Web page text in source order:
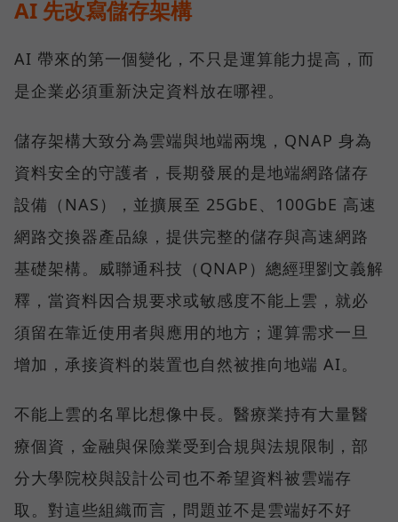
AI 先改寫儲存架構
AI 帶來的第一個變化，不只是運算能力提高，而
是企業必須重新決定資料放在哪裡。
儲存架構大致分為雲端與地端兩塊，QNAP 身為
資料安全的守護者，長期發展的是地端網路儲存
設備（NAS），並擴展至 25GbE、100GbE 高速
網路交換器產品線，提供完整的儲存與高速網路
基礎架構。威聯通科技（QNAP）總經理劉文義解
釋，當資料因合規要求或敏感度不能上雲，就必
須留在靠近使用者與應用的地方；運算需求一旦
增加，承接資料的裝置也自然被推向地端 AI。
不能上雲的名單比想像中長。醫療業持有大量醫
療個資，金融與保險業受到合規與法規限制，部
分大學院校與設計公司也不希望資料被雲端存
取。對這些組織而言，問題並不是雲端好不好